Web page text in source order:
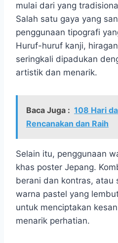
mulai dari yang
Salah satu gaya yang
penggunaan tipografi
Huruf-huruf kanji,
seringkali dipadukan
artistik dan menarik.
Baca Juga : 108 Hari
Rencanakan dan Raih
Selain itu, penggunaan
khas poster Jepang.
berani dan kontras, atau
warna pastel yang
untuk menciptakan
menarik perhatian.